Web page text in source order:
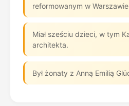
reformowanym w
Miał sześciu dzieci, w tym
architekta.
Był żonaty z Anną Emilią